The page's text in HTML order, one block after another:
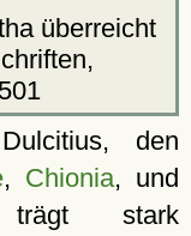
überreicht
den
, Chionia, und
stark